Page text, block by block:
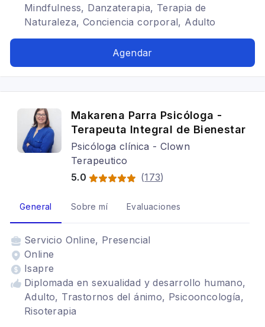
Mindfulness, Danzaterapia, Terapia de
Naturaleza, Conciencia corporal, Adulto
Agendar
Makarena Parra Psicóloga -
Terapeuta Integral de Bienestar
Psicóloga clínica - Clown
Terapeutico
5.0
(173)
General Sobre mí Evaluaciones
Servicio Online, Presencial
Online
Isapre
Diplomada en sexualidad y desarrollo humano,
Adulto, Trastornos del ánimo, Psicooncología,
Risoterapia